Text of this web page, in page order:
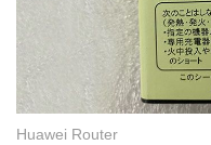
Huawei Router